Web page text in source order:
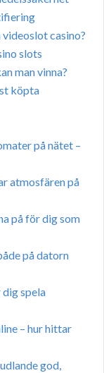
casino?
slots
man vinna?
köpta
på nätet –
atmosfären på
på för dig som
på datorn
dig spela
– hur hittar
god,